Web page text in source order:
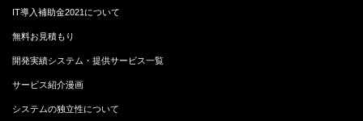
IT導入補助金2021について
無料お見積もり
開発実績システム・提供サービス一覧
サービス紹介漫画
システムの独立性について